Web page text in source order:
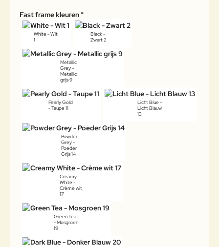
Fast frame kleuren
White - Wit
1
Black -
Zwart 2
Metallic
Grey -
Metallic
grijs 9
Pearly Gold
- Taupe 11
Licht Blue -
Licht Blauw
13
Powder
Grey -
Poeder
Grijs 14
Creamy
White -
Crème wit
17
Green Tea
- Mosgroen
19